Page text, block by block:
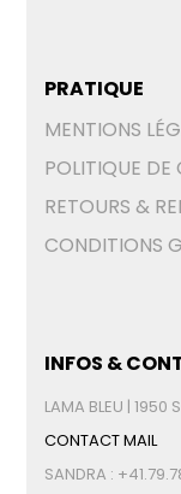
PRATIQUE
MENTIONS
POLITIQUE DE
RETOURS &
CONDITIONS
INFOS &
LAMA BLEU | 1950
CONTACT MAIL
SANDRA :